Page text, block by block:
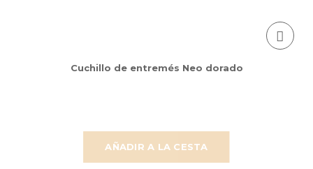
AÑADIR A LA CESTA
Cuchillo de entremés Neo dorado